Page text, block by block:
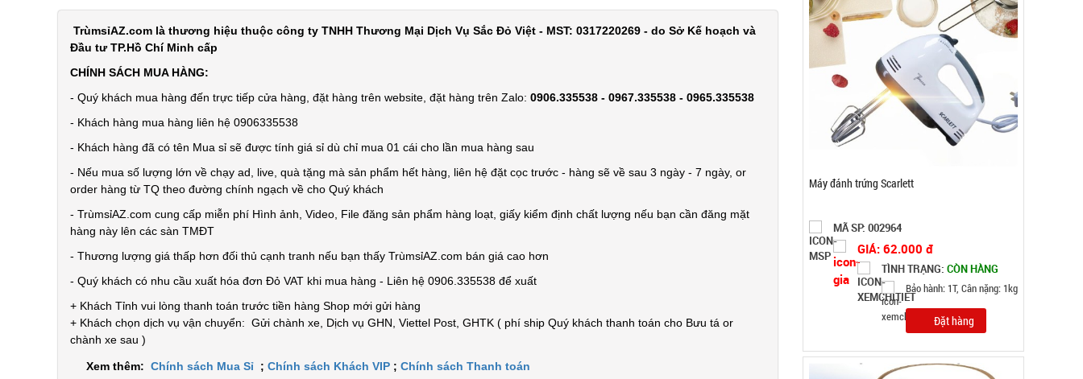
TrùmsỉAZ.com là thương hiệu thuộc công ty TNHH Thương Mại Dịch Vụ Sắc Đỏ Việt - MST: 0317220269 - do Sở Kế hoạch và
Đầu tư TP.Hồ Chí Minh cấp
CHÍNH SÁCH MUA HÀNG:
- Quý khách mua hàng đến trực tiếp cửa hàng, đặt hàng trên website, đặt hàng trên Zalo: 0906.335538 - 0967.335538 - 0965.335538
- Khách hàng mua hàng liên hệ 0906335538
- Khách hàng đã có tên Mua sỉ sẽ được tính giá sỉ dù chỉ mua 01 cái cho lần mua hàng sau
- Nếu mua số lượng lớn về chạy ad, live, quà tặng mà sản phẩm hết hàng, liên hệ đặt cọc trước - hàng sẽ về sau 3 ngày - 7 ngày, or
order hàng từ TQ theo đường chính ngạch về cho Quý khách
- TrùmsỉAZ.com cung cấp miễn phí Hình ảnh, Video, File đăng sản phẩm hàng loạt, giấy kiểm định chất lượng nếu bạn cần đăng mặt
hàng này lên các sàn TMĐT
- Thương lượng giá thấp hơn đối thủ cạnh tranh nếu bạn thấy TrùmsỉAZ.com bán giá cao hơn
- Quý khách có nhu cầu xuất hóa đơn Đỏ VAT khi mua hàng - Liên hệ 0906.335538 để xuất
+ Khách Tỉnh vui lòng thanh toán trước tiền hàng Shop mới gửi hàng
+ Khách chọn dịch vụ vận chuyển: Gửi chành xe, Dịch vụ GHN, Viettel Post, GHTK ( phí ship Quý khách thanh toán cho Bưu tá or
chành xe sau )
Xem thêm: Chính sách Mua Sỉ ; Chính sách Khách VIP ; Chính sách Thanh toán
Fan
GIÁ: 70.000 đ
TÌNH TRẠNG:
Bảo hành: 1T; Cân nặng:
2kg
Đặt hàng